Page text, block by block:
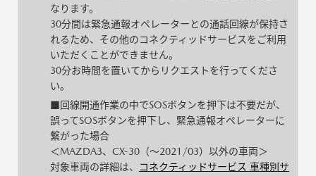
なります。
30分間は緊急通報オペレーターとの通話回線が保持さ
れるため、その他のコネクティッドサービスをご利用
いただくことができません。
30分お時間を置いてからリクエストを行ってくださ
い。
■回線開通作業の中でSOSボタンを押下は不要だが、
誤ってSOSボタンを押下し、緊急通報オペレーターに
繋がった場合
＜MAZDA3、CX-30（～2021/03）以外の車両＞
対象車両の詳細は、
コネクティッドサービス 車種別サ